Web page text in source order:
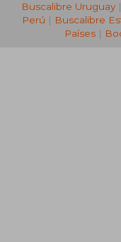
Buscalibre Uruguay|
Perú | Buscalibre
Países |